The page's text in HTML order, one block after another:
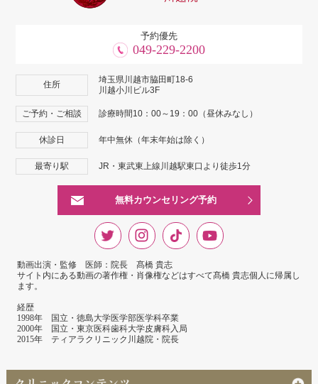
予約優先
049-229-2200
住所
埼玉県川越市脇田町18-6
川越小川ビル3F
ご予約・ご相談 診療時間10：00～19：00（昼休みなし）
休診日 年中無休（年末年始は除く）
最寄り駅 JR・東武東上線川越駅東口より徒歩1分
無料カウンセリング予約
動画出演・監修 医師：院長 髙橋 貴志
サイト内にある動画の著作権・肖像権などはすべて髙橋 貴志個人に帰属し
ます。
経歴
1998年 国立・徳島大学医学部医学科卒業
2000年 国立・東京医科歯科大学皮膚科入局
2015年 ティアラクリニック川越院・院長